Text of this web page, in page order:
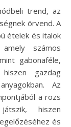
örvend. A
ételek és italok
számos
gabonaféle,
gazdag
Az
a rozs
hiszen
és